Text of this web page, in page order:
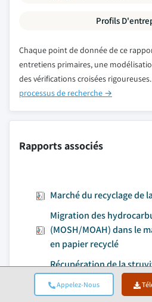
Appelez-Nous
Profils
Chaque point de donnée de ce
entretiens primaires, une
des vérifications croisées rigoureuses.
processus de recherche →
Rapports associés
Marché du recyclage de
Migration des
(MOSH/MOAH) dans le
en papier recyclé
Récupération de la
Marché du carburant